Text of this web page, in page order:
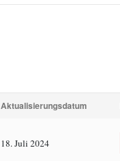
Aktualisierungsdatum
18. Juli 2024